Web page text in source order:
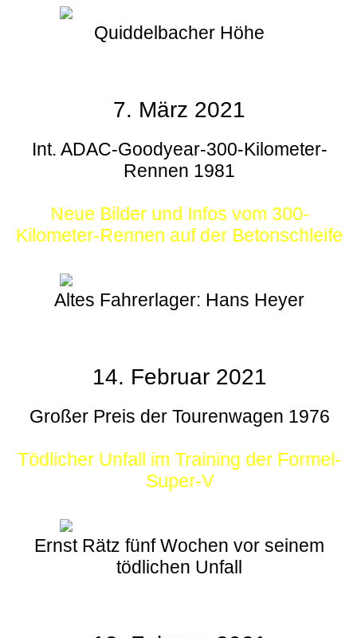
Quiddelbacher Höhe
7. März 2021
Int. ADAC-Goodyear-300-Kilometer-
Rennen 1981
Neue Bilder und Infos vom 300-
Kilometer-Rennen auf der Betonschleife
Altes Fahrerlager: Hans Heyer
14. Februar 2021
Großer Preis der Tourenwagen 1976
Tödlicher Unfall im Training der Formel-
Super-V
Ernst Rätz fünf Wochen vor seinem
tödlichen Unfall